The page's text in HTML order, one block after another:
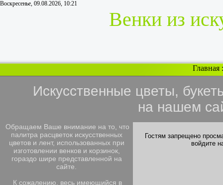
Воскресенье, 09.08.2026, 10:21
Венки из
Главная
Искусственные цветы,
на нашем
Обращаем Ваше внимание на то, что
палитра расцветок искусственных
цветов и лент, использованных при
изготовлении венков и корзинок,
гораздо шире представленной на
сайте.
К сожалению, весь имеющийся в
Гостям запрещено
войдите